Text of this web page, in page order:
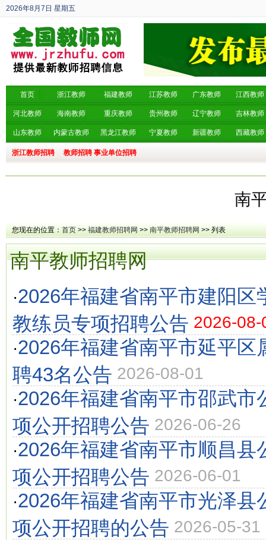
2026年8月7日 星期五
丙午年 六月廿五
首页 浙江教师 福建教师 江苏教师 广东教师 江西教师
河北教师 海南教师 重庆教师 贵州教师 辽宁教师 吉林教师
山东教师 内蒙古教师 黑龙江教师 宁夏教师 新疆教师 西藏教师
浙江教师招聘 教师招聘 事业单位招聘
南
您现在的位置： 首页 >> 福建教师招聘网 >> 南平教师招聘网 >> 列表
南平教师招聘网
·2026年福建省南平市建阳区
教练员专项招聘公告 2026-08-
·2026年福建省南平市延平区
聘43名公告 2026-08-01
·2026年福建省南平市邵武市
项公开招聘公告 2026-06-26
·2026年福建省南平市顺昌县
项公开招聘公告 2026-06-01
·2026年福建省南平市光泽县
项公开招聘的公告 2026-05-31